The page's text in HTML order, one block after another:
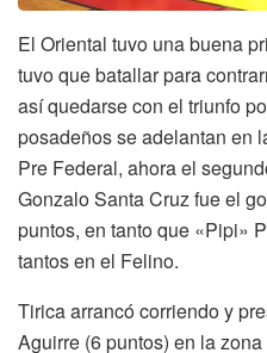
El Oriental tuvo una buena
tuvo que batallar para
así quedarse con el triunfo
posadeños se adelantan en
Pre Federal, ahora el
Gonzalo Santa Cruz fue el
puntos, en tanto que «Pipi»
tantos en el Felino.
Tirica arrancó corriendo y
Aguirre (6 puntos) en la